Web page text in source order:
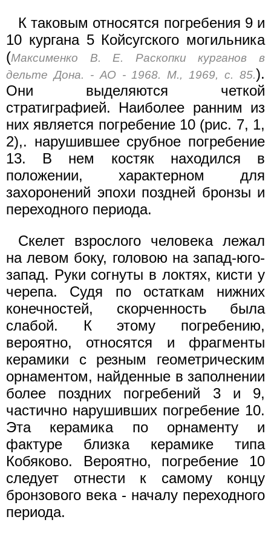
К таковым относятся погребения 9 и
10 кургана 5 Койсугского могильника
(Максименко В. Е. Раскопки курганов в
дельте Дона. - АО - 1968. М., 1969, с. 85.).
Они выделяются четкой
стратиграфией. Наиболее ранним из
них является погребение 10 (рис. 7, 1,
2),. нарушившее срубное погребение
13. В нем костяк находился в
положении, характерном для
захоронений эпохи поздней бронзы и
переходного периода.
Скелет взрослого человека лежал
на левом боку, головою на запад-юго-
запад. Руки согнуты в локтях, кисти у
черепа. Судя по остаткам нижних
конечностей, скорченность была
слабой. К этому погребению,
вероятно, относятся и фрагменты
керамики с резным геометрическим
орнаментом, найденные в заполнении
более поздних погребений 3 и 9,
частично нарушивших погребение 10.
Эта керамика по орнаменту и
фактуре близка керамике типа
Кобяково. Вероятно, погребение 10
следует отнести к самому концу
бронзового века - началу переходного
периода.